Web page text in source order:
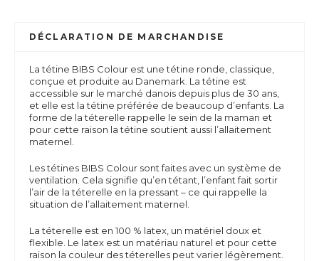
DÉCLARATION DE MARCHANDISE
La tétine BIBS Colour est une tétine ronde, classique,
conçue et produite au Danemark. La tétine est
accessible sur le marché danois depuis plus de 30 ans,
et elle est la tétine préférée de beaucoup d’enfants. La
forme de la téterelle rappelle le sein de la maman et
pour cette raison la tétine soutient aussi l’allaitement
maternel.
Les tétines BIBS Colour sont faites avec un système de
ventilation. Cela signifie qu’en tétant, l’enfant fait sortir
l’air de la téterelle en la pressant – ce qui rappelle la
situation de l’allaitement maternel.
La téterelle est en 100 % latex, un matériel doux et
flexible. Le latex est un matériau naturel et pour cette
raison la couleur des téterelles peut varier légèrement.